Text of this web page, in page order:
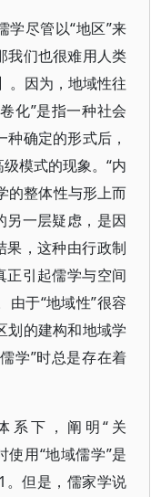
学尽管以“地区”来
我们也很难用人类
。因为，地域性往
化”是指一种社会
确定的形式后，
模式的现象。“内
的整体性与形上而
另一层疑虑，是因
果，这种由行政制
正引起儒学与空间
由于“地域性”很容
划的建构和地域学
学”时总是存在着
系下，阐明“关
使用“地域儒学”是
。但是，儒家学说